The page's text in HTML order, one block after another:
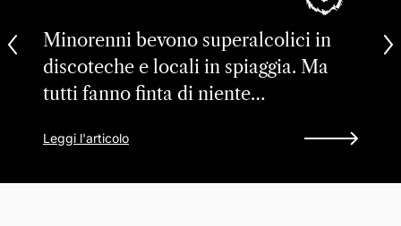
Minorenni bevono superalcolici in
discoteche e locali in spiaggia. Ma
tutti fanno finta di niente…
Leggi l'articolo